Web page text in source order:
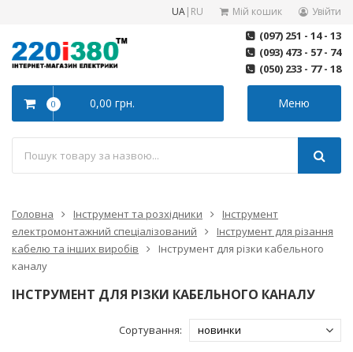
UA| RU Мій кошик Увійти
(097) 251 - 14 - 13
(093) 473 - 57 - 74
(050) 233 - 77 - 18
Меню
0 0,00 грн.
Головна Інструмент та розхідники
Інструмент
електромонтажний спеціалізований
Інструмент для різання
кабелю та інших виробів
Інструмент для різки кабельного
каналу
ІНСТРУМЕНТ ДЛЯ РІЗКИ КАБЕЛЬНОГО КАНАЛУ
Сортування: